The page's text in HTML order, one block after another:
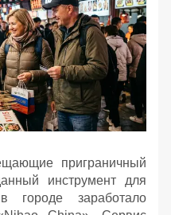
приграничный
инструмент для
городе заработало